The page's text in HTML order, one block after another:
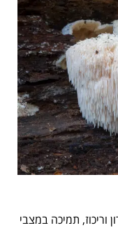
וריכוז, תמיכה במצבי